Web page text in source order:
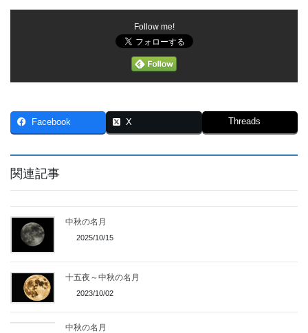
Follow me!
Facebook X Threads
関連記事
中秋の名月
2025/10/15
十五夜～中秋の名月
2023/10/02
中秋の名月